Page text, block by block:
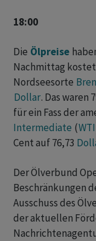
18:00
Die Ölpreise
Nachmittag
Nordseesorte
Dollar. Das waren
für ein Fass der
Intermediate (WTI
Cent auf 76,73
Der Ölverbund
Beschränkungen
Ausschuss des
der aktuellen